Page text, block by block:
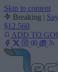
Skip to content
Breaking |
$12.560
ADD TO